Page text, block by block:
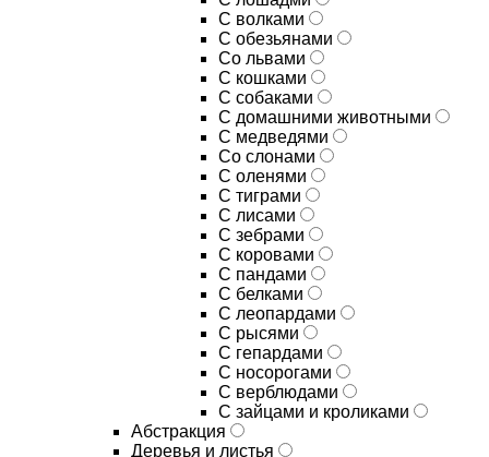
С волками
С обезьянами
Со львами
С кошками
С собаками
С домашними животными
С медведями
Со слонами
С оленями
С тиграми
С лисами
С зебрами
С коровами
С пандами
С белками
С леопардами
С рысями
С гепардами
С носорогами
С верблюдами
С зайцами и кроликами
Абстракция
Деревья и листья